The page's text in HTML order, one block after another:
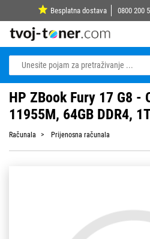
Besplatna dostava 0800 200
HP ZBook Fury 17 G8 -
11955M, 64GB DDR4,
Računala Prijenosna računala